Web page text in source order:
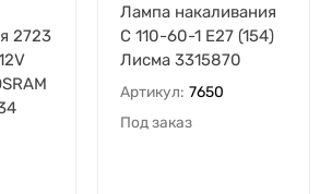
2723
Лампа накаливания
С 110-60-1 E27 (154)
Лисма 3315870
Артикул: 7650
Под заказ